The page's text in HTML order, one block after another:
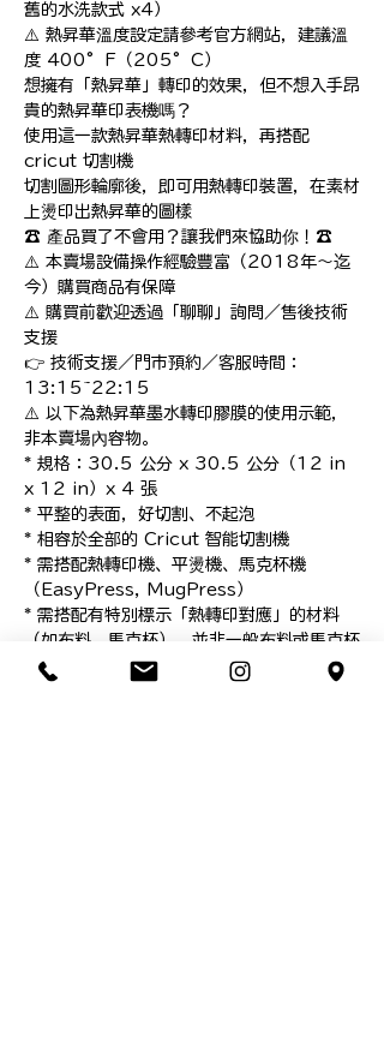
舊的水洗款式 x4）
⚠️ 熱昇華溫度設定請參考官方網站，建議溫
度 400°F（205°C）
想擁有「熱昇華」轉印的效果，但不想入手昂
貴的熱昇華印表機嗎？
使用這一款熱昇華熱轉印材料，再搭配
cricut 切割機
切割圖形輪廓後，即可用熱轉印裝置，在素材
上燙印出熱昇華的圖樣
☎️ 產品買了不會用？讓我們來協助你！☎️
⚠️ 本賣場設備操作經驗豐富（2018年～迄
今）購買商品有保障
⚠️ 購買前歡迎透過「聊聊」詢問／售後技術
支援
👉 技術支援／門市預約／客服時間：
13:15~22:15
⚠️ 以下為熱昇華墨水轉印膠膜的使用示範，
非本賣場內容物。
* 規格：30.5 公分 x 30.5 公分（12 in
x 12 in）x 4 張
* 平整的表面，好切割、不起泡
* 相容於全部的 Cricut 智能切割機
* 需搭配熱轉印機、平燙機、馬克杯機
（EasyPress, MugPress）
* 需搭配有特別標示「熱轉印對應」的材料
（如布料、馬克杯），並非一般布料或馬克杯
都能使用，購買前請先詢問素材商家或是我